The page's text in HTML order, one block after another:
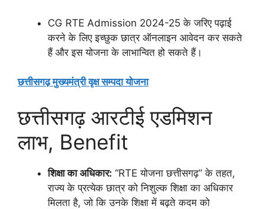
CG RTE Admission 2024-25 के जरिए पढ़ाई
करने के लिए इच्छुक छात्र ऑनलाइन आवेदन कर सकते
हैं और इस योजना के लाभान्वित हो सकते हैं।
छत्तीसगढ़ मुख्यमंत्री वृक्ष सम्पदा योजना
छत्तीसगढ़ आरटीई एडमिशन
लाभ, Benefit
शिक्षा का अधिकार: “RTE योजना छत्तीसगढ़” के तहत,
राज्य के प्रत्येक छात्र को निशुल्क शिक्षा का अधिकार
मिलता है, जो कि उनके शिक्षा में बढ़ते कदम को